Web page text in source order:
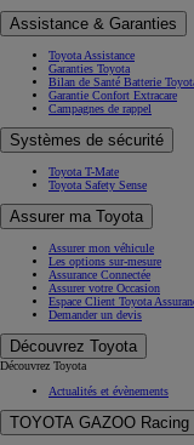
Assistance & Garanties
Toyota Assistance
Garanties Toyota
Bilan de Santé Batterie
Garantie Confort Extracare
Campagnes de rappel
Systèmes de sécurité
Toyota T-Mate
Toyota Safety Sense
Assurer ma Toyota
Assurer mon véhicule
Les options sur-mesure
Assurance Connectée
Assurer votre Occasion
Espace Client Toyota
Demander un devis
Découvrez Toyota
Découvrez Toyota
Actualités et évènements
TOYOTA GAZOO Racing